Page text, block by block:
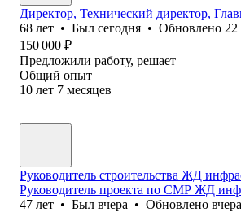
Директор, Технически⁢й директор,
68 лет • Был сегодня • Обновлено 22
150 000 ₽
Предложили работу, решает
Общий опыт
10 лет 7 месяцев
Руководитель строительства ЖД
Руководитель проекта по СМР ЖД
47 лет • Был вчера • Обновлено вчера